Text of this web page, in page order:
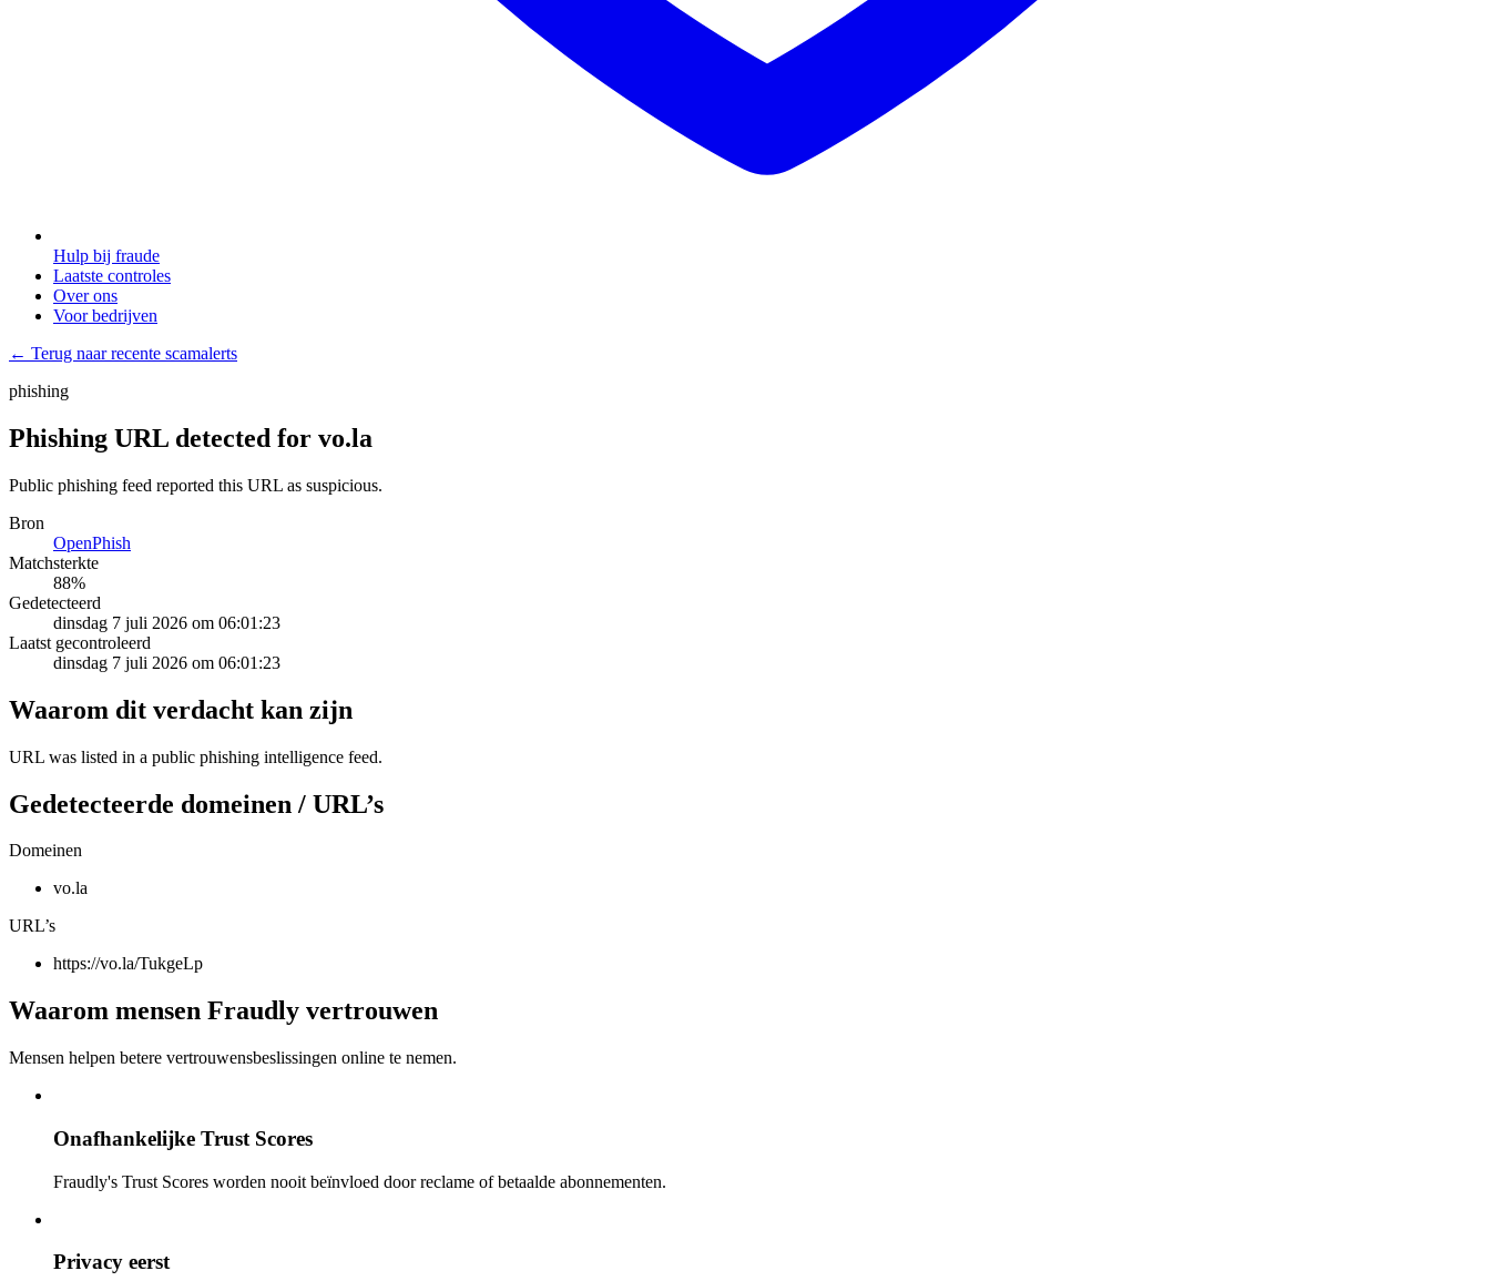
Hulp bij fraude
Laatste controles
Over ons
Voor bedrijven
← Terug naar recente scamalerts
phishing
Phishing URL detected for vo.la
Public phishing feed reported this URL as suspicious.
Bron
OpenPhish
Matchsterkte
88%
Gedetecteerd
dinsdag 7 juli 2026 om 06:01:23
Laatst gecontroleerd
dinsdag 7 juli 2026 om 06:01:23
Waarom dit verdacht kan zijn
URL was listed in a public phishing intelligence feed.
Gedetecteerde domeinen / URL’s
Domeinen
vo.la
URL’s
https://vo.la/TukgeLp
Waarom mensen Fraudly vertrouwen
Mensen helpen betere vertrouwensbeslissingen online te nemen.
Onafhankelijke Trust Scores
Fraudly's Trust Scores worden nooit beïnvloed door reclame of betaalde abonnementen.
Privacy eerst